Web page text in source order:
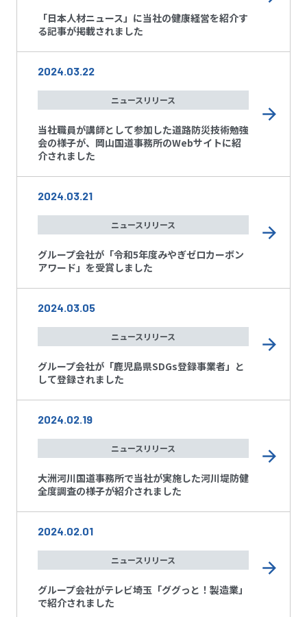
「日本人材ニュース」に当社の健康経営を紹介す
る記事が掲載されました
2024.03.22
ニュースリリース
当社職員が講師として参加した道路防災技術勉強
会の様子が、岡山国道事務所のWebサイトに紹
介されました
2024.03.21
ニュースリリース
グループ会社が「令和5年度みやぎゼロカーボン
アワード」を受賞しました
2024.03.05
ニュースリリース
グループ会社が「鹿児島県SDGs登録事業者」と
して登録されました
2024.02.19
ニュースリリース
大洲河川国道事務所で当社が実施した河川堤防健
全度調査の様子が紹介されました
2024.02.01
ニュースリリース
グループ会社がテレビ埼玉「ググっと！製造業」
で紹介されました